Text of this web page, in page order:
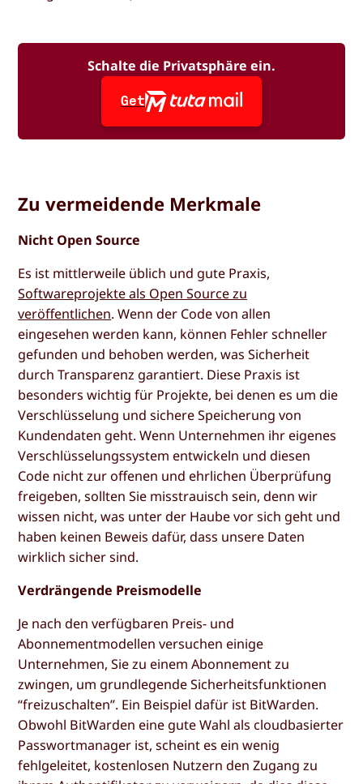
Schalte die Privatsphäre ein.
Get
Zu vermeidende Merkmale
Nicht Open Source
Es ist mittlerweile üblich und gute Praxis,
Softwareprojekte als Open Source zu
veröffentlichen. Wenn der Code von allen
eingesehen werden kann, können Fehler schneller
gefunden und behoben werden, was Sicherheit
durch Transparenz garantiert. Diese Praxis ist
besonders wichtig für Projekte, bei denen es um die
Verschlüsselung und sichere Speicherung von
Kundendaten geht. Wenn Unternehmen ihr eigenes
Verschlüsselungssystem entwickeln und diesen
Code nicht zur offenen und ehrlichen Überprüfung
freigeben, sollten Sie misstrauisch sein, denn wir
wissen nicht, was unter der Haube vor sich geht und
haben keinen Beweis dafür, dass unsere Daten
wirklich sicher sind.
Verdrängende Preismodelle
Je nach den verfügbaren Preis- und
Abonnementmodellen versuchen einige
Unternehmen, Sie zu einem Abonnement zu
zwingen, um grundlegende Sicherheitsfunktionen
“freizuschalten”. Ein Beispiel dafür ist BitWarden.
Obwohl BitWarden eine gute Wahl als cloudbasierter
Passwortmanager ist, scheint es ein wenig
fehlgeleitet, kostenlosen Nutzern den Zugang zu